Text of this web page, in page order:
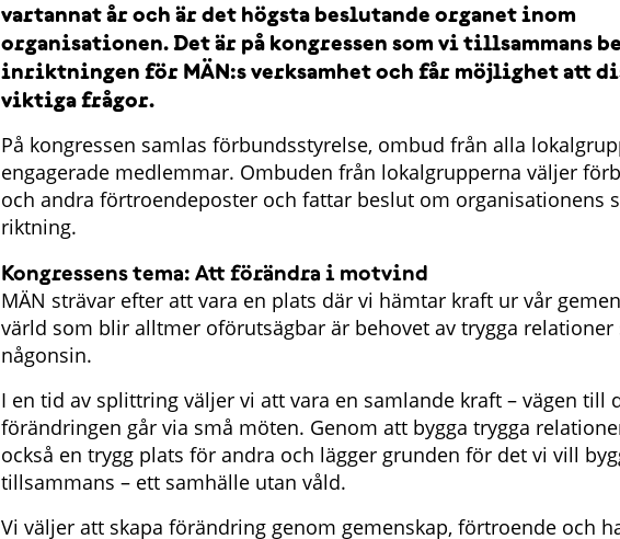
vartannat år och är det högsta beslutande organet inom
organisationen. Det är på kongressen som vi tillsammans
inriktningen för MÄN:s verksamhet och får möjlighet att
viktiga frågor.
På kongressen samlas förbundsstyrelse, ombud från alla
engagerade medlemmar. Ombuden från lokalgrupperna väljer
och andra förtroendeposter och fattar beslut om organisationens
riktning.
Kongressens tema: Att förändra i motvind
MÄN strävar efter att vara en plats där vi hämtar kraft ur vår
värld som blir alltmer oförutsägbar är behovet av trygga relationer
någonsin.
I en tid av splittring väljer vi att vara en samlande kraft – vägen till
förändringen går via små möten. Genom att bygga trygga
också en trygg plats för andra och lägger grunden för det vi vill
tillsammans – ett samhälle utan våld.
Vi väljer att skapa förändring genom gemenskap, förtroende och